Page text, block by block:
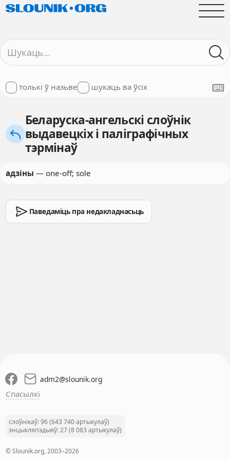
толькі ў назьве шукаць ва ўсіх
Беларуска-ангельскі слоўнік
выдавецкіх і паліграфічных
тэрмінаў
адзіны — one-off; sole
Паведаміць пра недакладнасьць
adm2@slounik.org
Спасылкі
слоўнікаў: 96 (643 740 артыкулаў)
энцыкляпэдыяў: 27 (8 083 артыкулаў)
© Slounik.org, 2003–2026